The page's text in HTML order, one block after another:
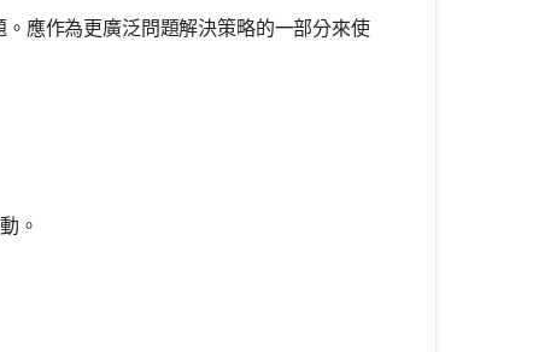
應作為更廣泛問題解決策略的一部分來使
。